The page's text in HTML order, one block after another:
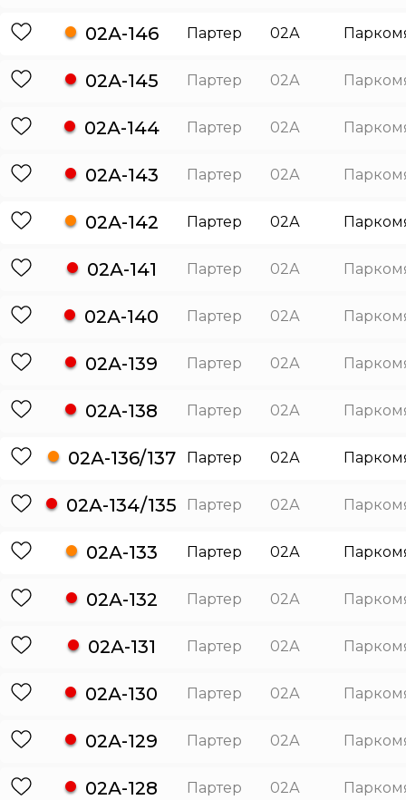
02А-146 Партер 02А
02А-145 Партер 02А
02А-144 Партер 02А
02А-143 Партер 02А
02А-142 Партер 02А
02А-141 Партер 02А
02А-140 Партер 02А
02А-139 Партер 02А
02А-138 Партер 02А
02А-136/137 Партер 02А
02А-134/135 Партер 02А
02А-133 Партер 02А
02А-132 Партер 02А
02А-131 Партер 02А
02А-130 Партер 02А
02А-129 Партер 02А
02А-128 Партер 02А